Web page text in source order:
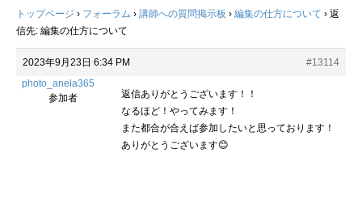
トップページ › フォーラム › 講師への質問掲示板 › 編集の仕方について › 返
信先: 編集の仕方について
2023年9月23日 6:34 PM
#13114
photo_anela365
参加者
返信ありがとうございます！！
なるほど！やってみます！
また都合が合えば参加したいと思っております！
ありがとうございます😊